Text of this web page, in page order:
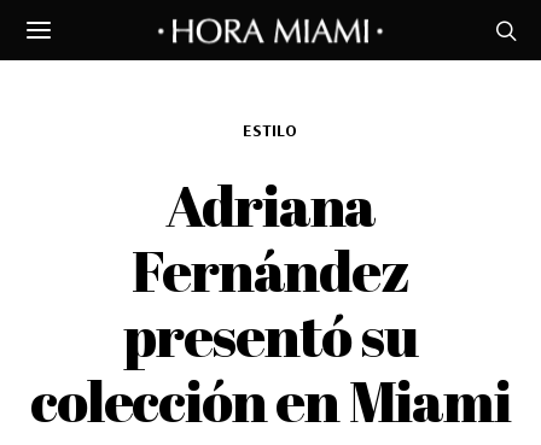
ESTILO
Adriana
Fernández
presentó su
colección en Miami